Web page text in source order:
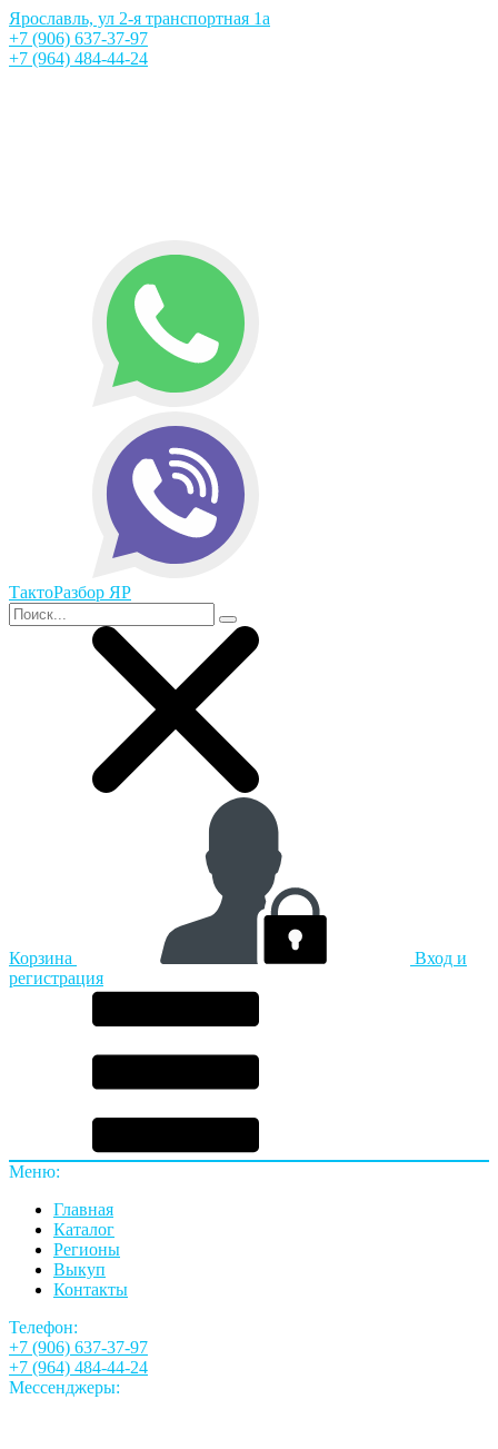
Ярославль, ул 2-я транспортная 1а
+7 (906) 637-37-97
+7 (964) 484-44-24
ТактоРазбор ЯР
Корзина
Вход и
регистрация
Меню:
Главная
Каталог
Регионы
Выкуп
Контакты
Телефон:
+7 (906) 637-37-97
+7 (964) 484-44-24
Мессенджеры: